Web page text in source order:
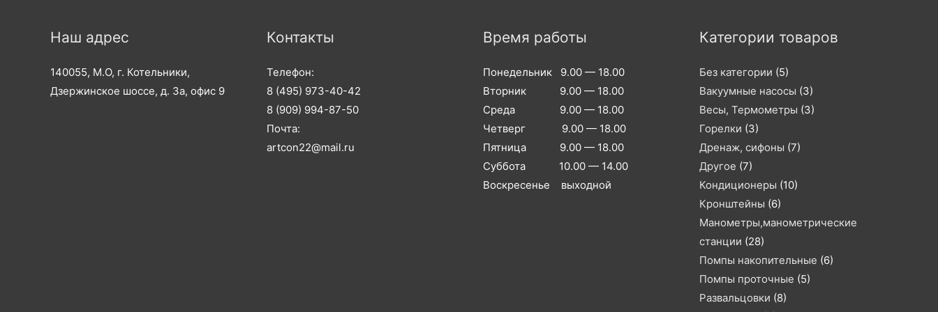
Наш адрес
140055, М.О, г. Котельники,
Дзержинское шоссе, д. 3а, офис 9
Контакты
Телефон:
8 (495) 973-40-42
8 (909) 994-87-50
Почта:
artcon22@mail.ru
Время работы
Понедельник 9.00 — 18.00
Вторник 9.00 — 18.00
Среда 9.00 — 18.00
Четверг 9.00 — 18.00
Пятница 9.00 — 18.00
Суббота 10.00 — 14.00
Воскресенье выходной
Категории товаров
Без категории (5)
Вакуумные насосы (3)
Весы, Термометры (3)
Горелки (3)
Дренаж, сифоны (7)
Другое (7)
Кондиционеры (10)
Кронштейны (6)
Манометры,манометрические
станции (28)
Помпы накопительные (6)
Помпы проточные (5)
Развальцовки (8)